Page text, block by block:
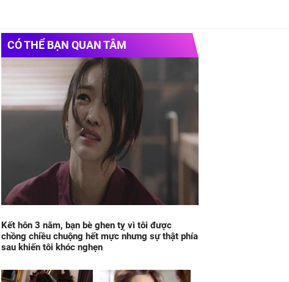
CÓ THỂ BẠN QUAN TÂM
Kết hôn 3 năm, bạn bè ghen tỵ vì tôi được
chồng chiều chuộng hết mực nhưng sự thật phía
sau khiến tôi khóc nghẹn